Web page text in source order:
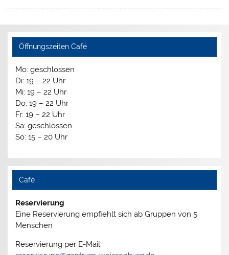
Öffnungszeiten Café
Mo: geschlossen
Di: 19 – 22 Uhr
Mi: 19 – 22 Uhr
Do: 19 – 22 Uhr
Fr: 19 – 22 Uhr
Sa: geschlossen
So: 15 – 20 Uhr
Café
Reservierung
Eine Reservierung empfiehlt sich ab Gruppen von 5
Menschen
Reservierung per E-Mail: